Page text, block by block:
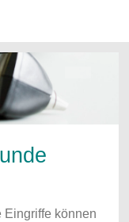
Eingriffe können